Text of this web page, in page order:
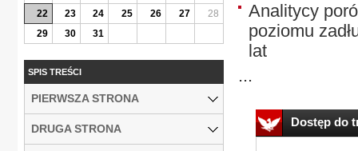
Analitycy
poziomu
lat
...
Dostęp do
22
23 24 25 26 27
28
29
30 31
SPIS TREŚCI
PIERWSZA STRONA
DRUGA STRONA